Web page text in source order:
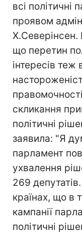
всі політичні
проявом
Х.Северінсен.
що перетин
інтересів теж
скликання
політичні
заявила: "Я
парламент
ухвалення
269
країнах, що в
кампанії
політичні